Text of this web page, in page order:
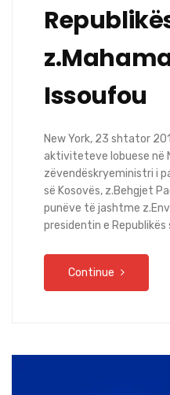
Issoufou
New York, 23 shtator
aktiviteteve lobuese në
zëvendëskryeministri i
së Kosovës, z.Behgjet
punëve të jashtme
presidentin e Republikës
Continue